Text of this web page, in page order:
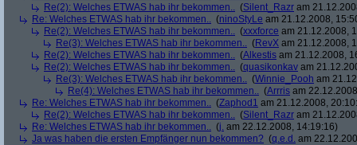
Re(2): Welches ETWAS hab ihr bekommen.. (Silent_Razr am
Re: Welches ETWAS hab ihr bekommen.. (ninoStyLe am 21.12.2008,
Re(2): Welches ETWAS hab ihr bekommen.. (xxxforce am 21.12.2008,
Re(3): Welches ETWAS hab ihr bekommen.. (RevX am 21.12.2008,
Re(2): Welches ETWAS hab ihr bekommen.. (Alkestis am 21.12.2008,
Re(2): Welches ETWAS hab ihr bekommen.. (quasikonkav am
Re(3): Welches ETWAS hab ihr bekommen.. (Winnie_Pooh am
Re(4): Welches ETWAS hab ihr bekommen.. (Arrris am
Re: Welches ETWAS hab ihr bekommen.. (Zaphod1 am 21.12.2008,
Re(2): Welches ETWAS hab ihr bekommen.. (Silent_Razr am
Re: Welches ETWAS hab ihr bekommen.. (j. am 22.12.2008, 14:19:16)
Ja was haben die ersten Empfänger nun bekommen? (q.e.d. am